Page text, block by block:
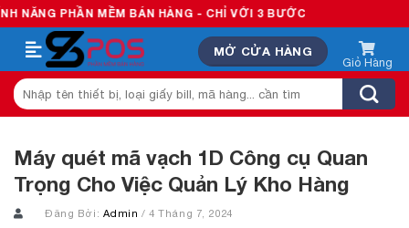
Skip
to
content
MỀM BÁN HÀNG - CHỈ VỚI 3 BƯỚC
MỞ CỬA HÀNG
Tìm
kiếm:
Máy quét mã vạch 1D Công cụ Quan
Trọng Cho Việc Quản Lý Kho Hàng
Đăng Bởi: Admin/ 4 Tháng 7, 2024